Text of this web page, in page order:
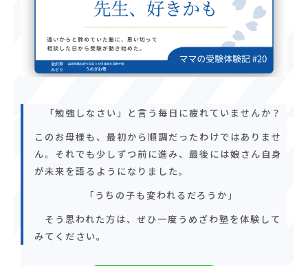
「勉強しなさい」と言う毎日に疲れていませんか？
このお母様も、最初から順調だったわけではありませ
ん。それでも少しずつ前に進み、最後には娘さん自身
が未来を語るようになりました。
「うちの子も変われるだろうか」
そう思われた方は、ぜひ一度うめざわ塾を体験して
みてください。